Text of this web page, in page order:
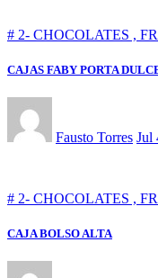
# 2- CHOCOLATES ,
CAJAS FABY PORTA
Fausto Torres Jul
# 2- CHOCOLATES ,
CAJA BOLSO ALTA